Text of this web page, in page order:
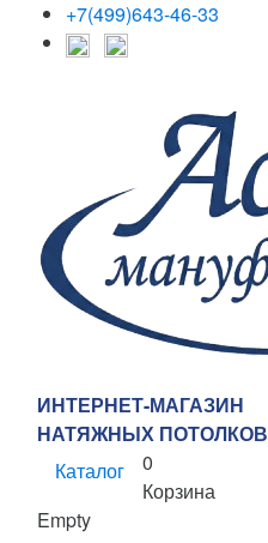
+7(499)643-46-33
ИНТЕРНЕТ-МАГАЗИН
НАТЯЖНЫХ ПОТОЛКОВ
Каталог
0
Корзина
Empty